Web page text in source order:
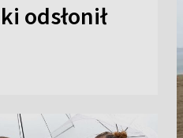
odsłonił